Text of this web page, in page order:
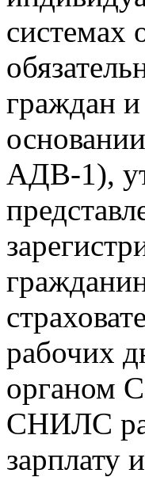
системах
граждан
АДВ-1),
рабочих
органом
СНИЛС
зарплату